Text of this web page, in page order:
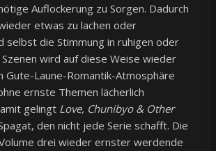
Auflockerung zu Sorgen. Dadurch
etwas zu lachen oder
selbst die Stimmung in ruhigen oder
Szenen wird auf diese Weise wieder
Gute-Laune-Romantik-Atmosphäre
ernste Themen lächerlich
gelingt Love, Chunibyo & Other
den nicht jede Serie schafft. Die
drei wieder ernster werdende